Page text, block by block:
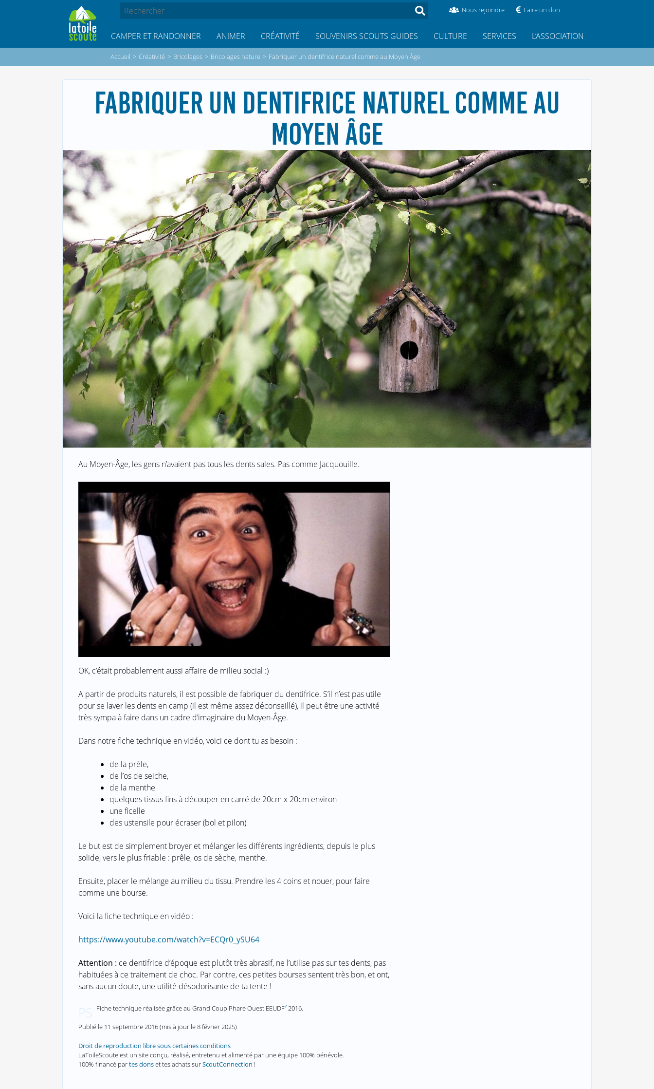
Nous rejoindre Faire un don
CAMPER ET RANDONNER ANIMER CRÉATIVITÉ SOUVENIRS SCOUTS GUIDES CULTURE SERVICES L’ASSOCIATION
Accueil > Créativité > Bricolages > Bricolages nature > Fabriquer un dentifrice naturel comme au Moyen Âge
FABRIQUER UN DENTIFRICE NATUREL COMME AU
MOYEN ÂGE
Au Moyen-Âge, les gens n’avaient pas tous les dents sales. Pas comme Jacquouille.
OK, c’était probablement aussi affaire de milieu social :)
A partir de produits naturels, il est possible de fabriquer du dentifrice. S’il n’est pas utile
pour se laver les dents en camp (il est même assez déconseillé), il peut être une activité
très sympa à faire dans un cadre d’imaginaire du Moyen-Âge.
Dans notre fiche technique en vidéo, voici ce dont tu as besoin :
de la prêle,
de l’os de seiche,
de la menthe
quelques tissus fins à découper en carré de 20cm x 20cm environ
une ficelle
des ustensile pour écraser (bol et pilon)
Le but est de simplement broyer et mélanger les différents ingrédients, depuis le plus
solide, vers le plus friable : prêle, os de sèche, menthe.
Ensuite, placer le mélange au milieu du tissu. Prendre les 4 coins et nouer, pour faire
comme une bourse.
Voici la fiche technique en vidéo :
https://www.youtube.com/watch?v=ECQr0_ySU64
Attention : ce dentifrice d’époque est plutôt très abrasif, ne l’utilise pas sur tes dents, pas
habituées à ce traitement de choc. Par contre, ces petites bourses sentent très bon, et ont,
sans aucun doute, une utilité désodorisante de ta tente !
PS Fiche technique réalisée grâce au Grand Coup Phare Ouest EEUDF?2016.
Publié le 11 septembre 2016(mis à jour le8 février 2025)
Droit de reproduction libre sous certaines conditions
LaToileScoute est un site conçu, réalisé, entretenu et alimenté par une équipe 100% bénévole.
100% financé partes donset tes achats surScoutConnection !